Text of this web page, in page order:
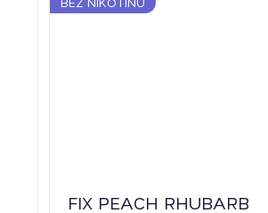
FIX PEACH RHUBARB